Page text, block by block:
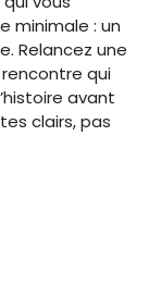
minimale : un
Relancez une
qui
avant
clairs, pas